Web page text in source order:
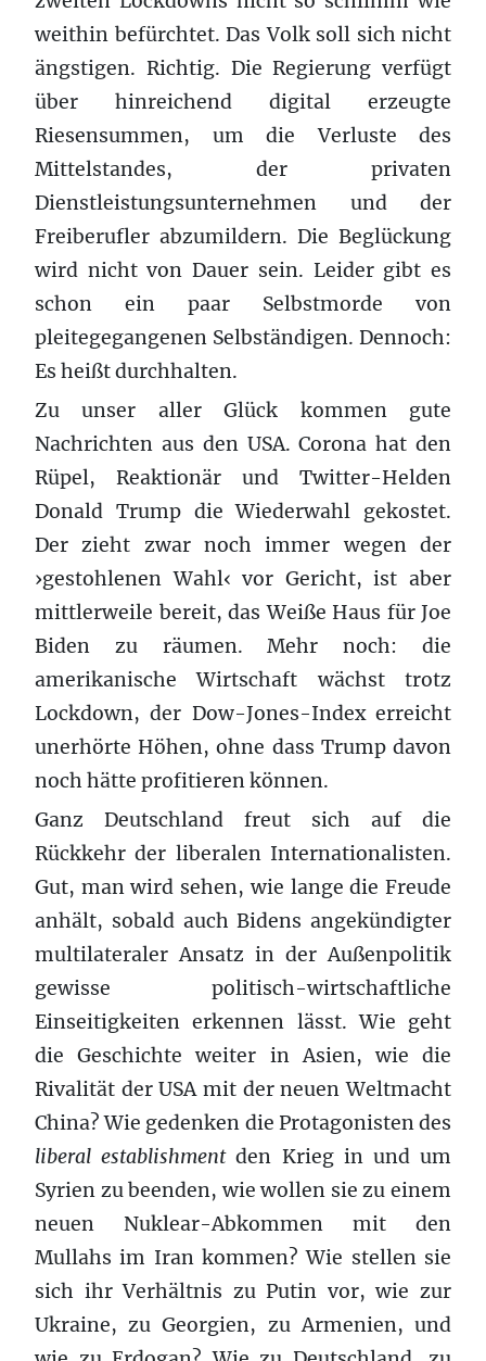
weithin befürchtet. Das Volk soll sich nicht
ängstigen. Richtig. Die Regierung verfügt
über hinreichend digital erzeugte
Riesensummen, um die Verluste des
Mittelstandes, der privaten
Dienstleistungsunternehmen und der
Freiberufler abzumildern. Die Beglückung
wird nicht von Dauer sein. Leider gibt es
schon ein paar Selbstmorde von
pleitegegangenen Selbständigen. Dennoch:
Es heißt durchhalten.
Zu unser aller Glück kommen gute
Nachrichten aus den USA. Corona hat den
Rüpel, Reaktionär und Twitter-Helden
Donald Trump die Wiederwahl gekostet.
Der zieht zwar noch immer wegen der
›gestohlenen Wahl‹ vor Gericht, ist aber
mittlerweile bereit, das Weiße Haus für Joe
Biden zu räumen. Mehr noch: die
amerikanische Wirtschaft wächst trotz
Lockdown, der Dow-Jones-Index erreicht
unerhörte Höhen, ohne dass Trump davon
noch hätte profitieren können.
Ganz Deutschland freut sich auf die
Rückkehr der liberalen Internationalisten.
Gut, man wird sehen, wie lange die Freude
anhält, sobald auch Bidens angekündigter
multilateraler Ansatz in der Außenpolitik
gewisse politisch-wirtschaftliche
Einseitigkeiten erkennen lässt. Wie geht
die Geschichte weiter in Asien, wie die
Rivalität der USA mit der neuen Weltmacht
China? Wie gedenken die Protagonisten des
liberal establishmentden Krieg in und um
Syrien zu beenden, wie wollen sie zu einem
neuen Nuklear-Abkommen mit den
Mullahs im Iran kommen? Wie stellen sie
sich ihr Verhältnis zu Putin vor, wie zur
Ukraine, zu Georgien, zu Armenien, und